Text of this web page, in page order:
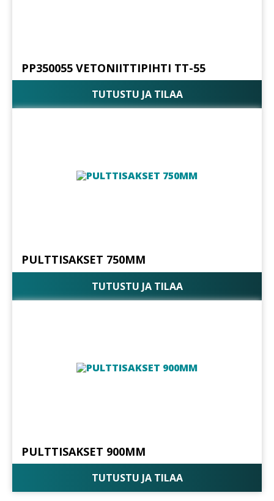
PP350055 VETONIITTIPIHTI TT-55
TUTUSTU JA TILAA
PULTTISAKSET 750MM
TUTUSTU JA TILAA
PULTTISAKSET 900MM
TUTUSTU JA TILAA